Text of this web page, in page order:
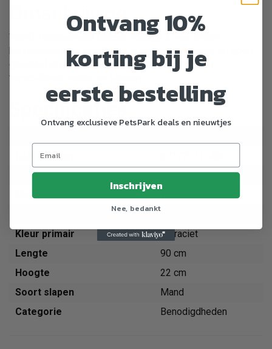
Omschrijving
Wooff Hondenmand Cocoon Vintage is een trendy
hondenmand van wooff. Het is een comfortabele en goed
gevulde hondenmand. De mand is verkrijgbaar in
verschillende maten en kleuren.
Specificaties
EAN nummer
Dier
Hond
Merk
Soort benodigdheden
Slapen
Kleur primair
Antraciet
Lengte
90 cm
Hoogte
22 cm
Soort slapen
Mand
Categorie
Benodigdheden
Ontvang 10%
korting bij je
eerste bestelling
Ontvang exclusieve PetsPark deals en nieuwtjes
Inschrijven
Nee, bedankt